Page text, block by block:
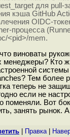
для pull-
кэша GitHub
OIDC-
процесса
<pid>/mem.
виноваты
менеджеры? Кто ж
Тем более
теперь не
если не
поменяли. Вот
занять рынок.
Правка|